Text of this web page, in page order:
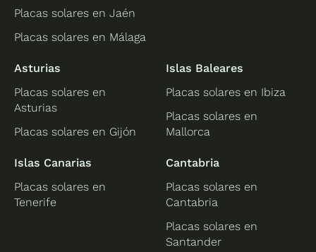
Placas solares en Jaén
Placas solares en Málaga
Asturias
Placas solares en
Asturias
Placas solares en Gijón
Islas Baleares
Placas solares en Ibiza
Placas solares en
Mallorca
Islas Canarias
Placas solares en
Tenerife
Cantabria
Placas solares en
Cantabria
Placas solares en
Santander